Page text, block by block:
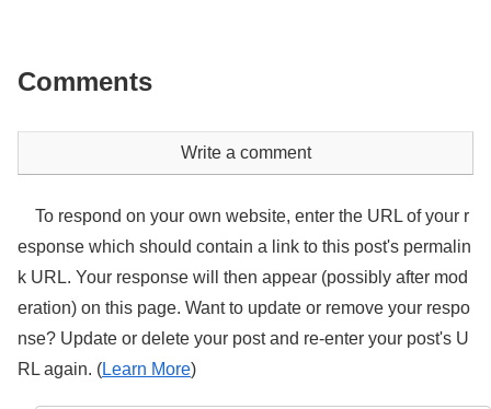
Comments
Write a comment
To respond on your own website, enter the URL of your r
esponse which should contain a link to this post's permalin
k URL. Your response will then appear (possibly after mod
eration) on this page. Want to update or remove your respo
nse? Update or delete your post and re-enter your post's U
RL again. (Learn More)